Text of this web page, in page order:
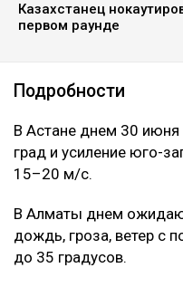
Казахстанец
первом раунде
Подробности
В Астане днем 30
град и усиление юго-
15–20 м/с.
В Алматы днем
дождь, гроза, ветер с
до 35 градусов.